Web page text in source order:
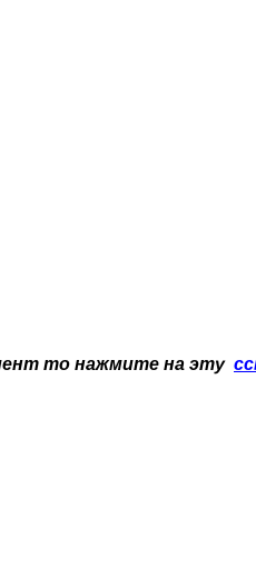
то нажмите на эту